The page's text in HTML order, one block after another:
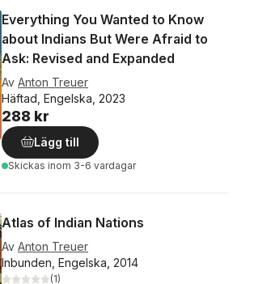
Everything You Wanted to Know
about Indians But Were Afraid to
Ask: Revised and Expanded
Av Anton Treuer
Häftad, Engelska, 2023
288 kr
Lägg till
Skickas inom 3-6 vardagar
Atlas of Indian Nations
Av Anton Treuer
Inbunden, Engelska, 2014
(1)